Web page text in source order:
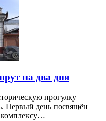
на два дня
прогулку
Первый день посвящён